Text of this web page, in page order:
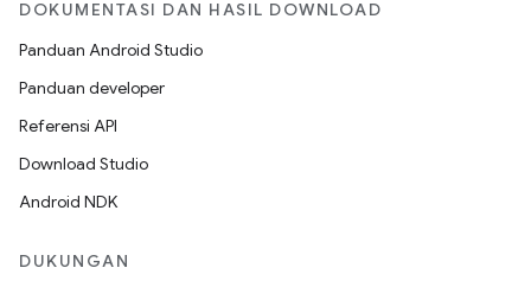
DOKUMENTASI DAN HASIL DOWNLOAD
Panduan Android Studio
Panduan developer
Referensi API
Download Studio
Android NDK
DUKUNGAN